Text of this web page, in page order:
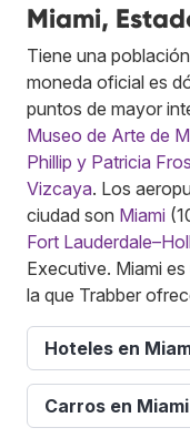
Miami,
Tiene una
moneda oficial es
puntos de mayor
Museo de Arte de
Phillip y Patricia
Vizcaya. Los
ciudad son Miami
Fort
Executive. Miami
la que Trabber
Hoteles en
Carros en Miami